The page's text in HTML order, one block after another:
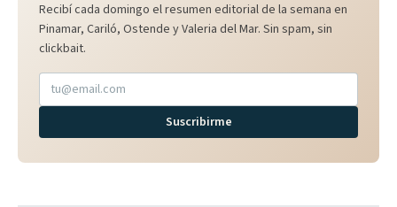
Recibí cada domingo el resumen editorial de la semana en
Pinamar, Cariló, Ostende y Valeria del Mar. Sin spam, sin
clickbait.
Suscribirme